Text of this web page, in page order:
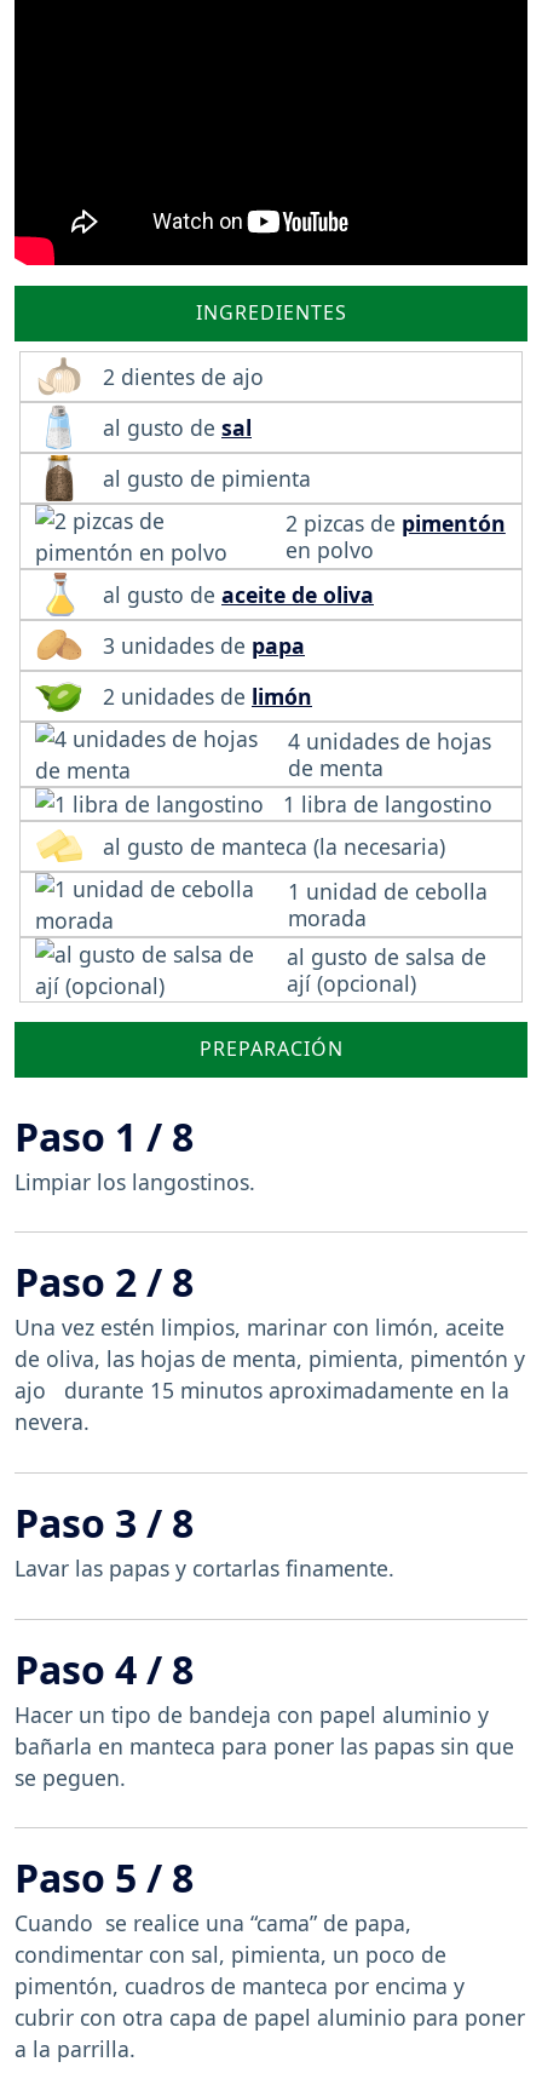
INGREDIENTES
2 dientes de ajo
al gusto de sal
al gusto de pimienta
2 pizcas de pimentón
en polvo
al gusto de aceite de oliva
3 unidades de papa
2 unidades de limón
4 unidades de hojas
de menta
1 libra de langostino
al gusto de manteca (la necesaria)
1 unidad de cebolla
morada
al gusto de salsa de
ají (opcional)
PREPARACIÓN
Paso 1 / 8
Limpiar los langostinos.
Paso 2 / 8
Una vez estén limpios, marinar con limón, aceite
de oliva, las hojas de menta, pimienta, pimentón y
ajo durante 15 minutos aproximadamente en la
nevera.
Paso 3 / 8
Lavar las papas y cortarlas finamente.
Paso 4 / 8
Hacer un tipo de bandeja con papel aluminio y
bañarla en manteca para poner las papas sin que
se peguen.
Paso 5 / 8
Cuando se realice una “cama” de papa,
condimentar con sal, pimienta, un poco de
pimentón, cuadros de manteca por encima y
cubrir con otra capa de papel aluminio para poner
a la parrilla.